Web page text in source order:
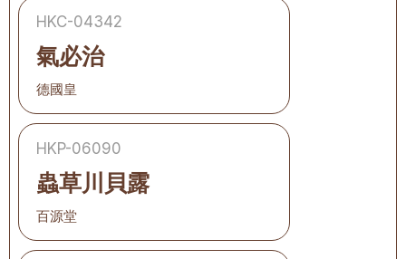
HKC-04342
氣必治
德國皇
HKP-06090
蟲草川貝露
百源堂